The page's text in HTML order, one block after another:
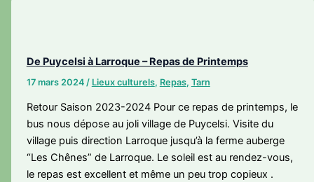
De Puycelsi à Larroque – Repas de Printemps
17 mars 2024 / Lieux culturels, Repas, Tarn
Retour Saison 2023-2024 Pour ce repas de printemps, le
bus nous dépose au joli village de Puycelsi. Visite du
village puis direction Larroque jusqu’à la ferme auberge
“Les Chênes” de Larroque. Le soleil est au rendez-vous,
le repas est excellent et même un peu trop copieux .